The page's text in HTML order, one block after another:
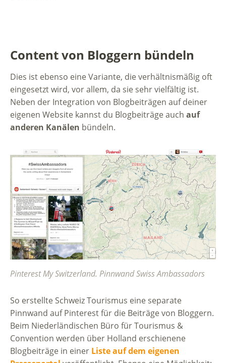
Content von Bloggern bündeln
Dies ist ebenso eine Variante, die verhältnismäßig oft
eingesetzt wird, vor allem, da sie sehr vielfältig ist.
Neben der Integration von Blogbeiträgen auf deiner
eigenen Website kannst du Blogbeiträge auch auf
anderen Kanälen bündeln.
Pinterest My Switzerland. Pinnwand Swiss Ambassadors
So erstellte Schweiz Tourismus eine separate
Pinnwand auf Pinterest für die Beiträge von Bloggern.
Beim Niederländischen Büro für Tourismus &
Convention werden über Holland erschienene
Blogbeiträge in einer Liste auf dem eigenen